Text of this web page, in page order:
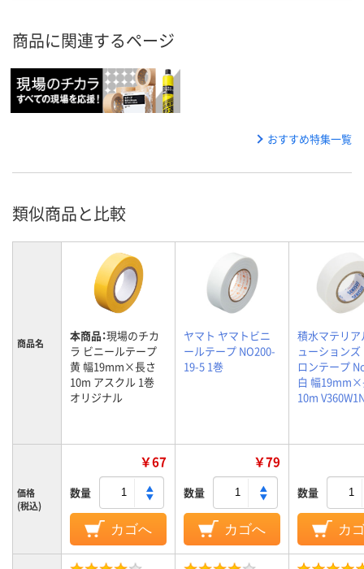
商品に関連するページ
おすすめ特集一覧
類似商品と比較
商品名 本商品：現場のチカ
ラ ビニールテープ
黄 幅19mm×長さ
10m アスクル 1巻
オリジナル
ヤマト ヤマトビニ
ールテープ NO200-
19-5 1巻
積水マテリア
ューションズ
ロンテープ
白 幅
10m
価格
(税込)
￥67
数量
カゴへ
￥79
数量
カゴへ
数量
カ